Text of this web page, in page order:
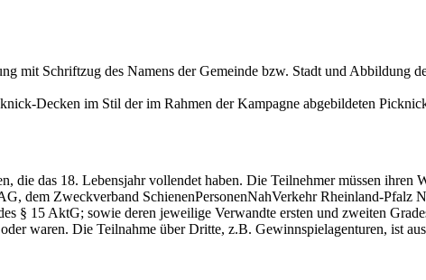
mit Schriftzug des Namens der Gemeinde bzw. Stadt und Abbildung
Decken im Stil der im Rahmen der Kampagne abgebildeten
die das 18. Lebensjahr vollendet haben. Die Teilnehmer müssen ihren
dem Zweckverband SchienenPersonenNahVerkehr Rheinland-
§ 15 AktG; sowie deren jeweilige Verwandte ersten und zweiten
waren. Die Teilnahme über Dritte, z.B. Gewinnspielagenturen, ist